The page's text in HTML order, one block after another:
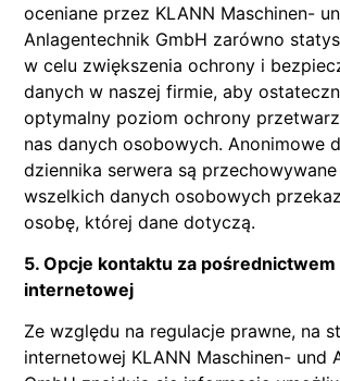
oceniane przez KLANN Maschinen-
Anlagentechnik GmbH zarówno
w celu zwiększenia ochrony i
danych w naszej firmie, aby
optymalny poziom ochrony
nas danych osobowych. Anonimowe
dziennika serwera są
wszelkich danych osobowych
osobę, której dane dotyczą.
5. Opcje kontaktu za
internetowej
Ze względu na regulacje prawne, na
internetowej KLANN Maschinen- und